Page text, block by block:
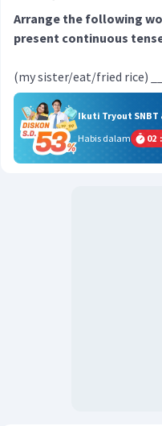
Arrange the following
present continuous
(my sister/eat/fried rice)
Ikuti Tryout SNBT
Habis dalam
02 :